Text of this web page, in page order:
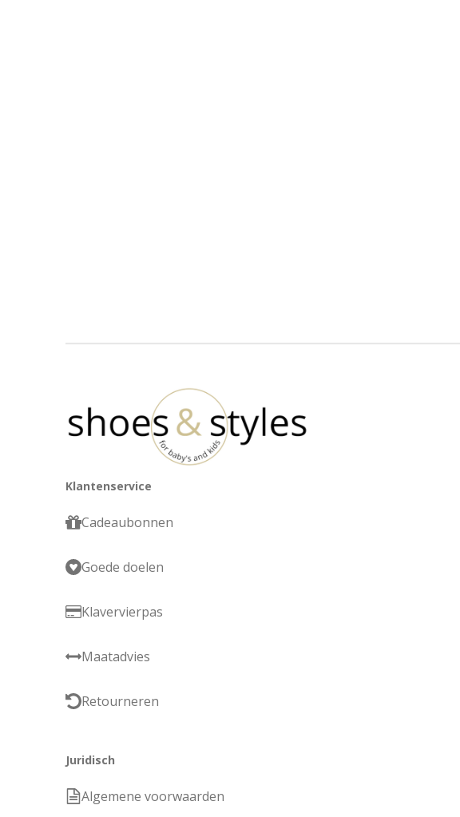
Klantenservice
Cadeaubonnen
Goede doelen
Klavervierpas
Maatadvies
Retourneren
Juridisch
Algemene voorwaarden